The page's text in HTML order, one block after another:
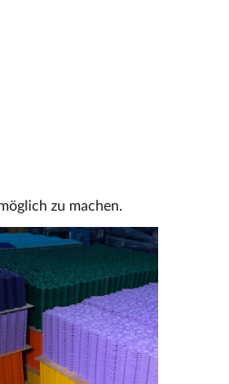
zu machen.